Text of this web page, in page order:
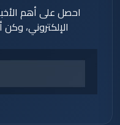
احصل على أهم
الإلكتروني،